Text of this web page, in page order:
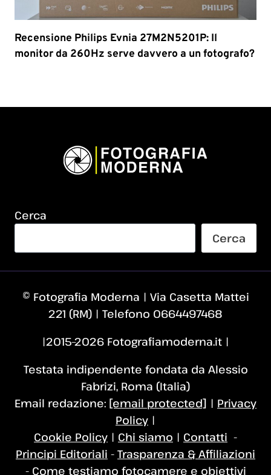
Recensione Philips Evnia 27M2N5201P: Il
monitor da 260Hz serve davvero a un fotografo?
Cerca
Cerca
© Fotografia Moderna | Via Casetta Mattei
221 (RM) | Telefono 0664497468
|2015–2026 Fotografiamoderna.it |
Testata indipendente fondata da Alessio
Fabrizi, Roma (Italia)
Email redazione: [email protected] | Privacy
Policy |
Cookie Policy | Chi siamo | Contatti -
Principi Editoriali - Trasparenza & Affiliazioni
- Come testiamo fotocamere e obiettivi